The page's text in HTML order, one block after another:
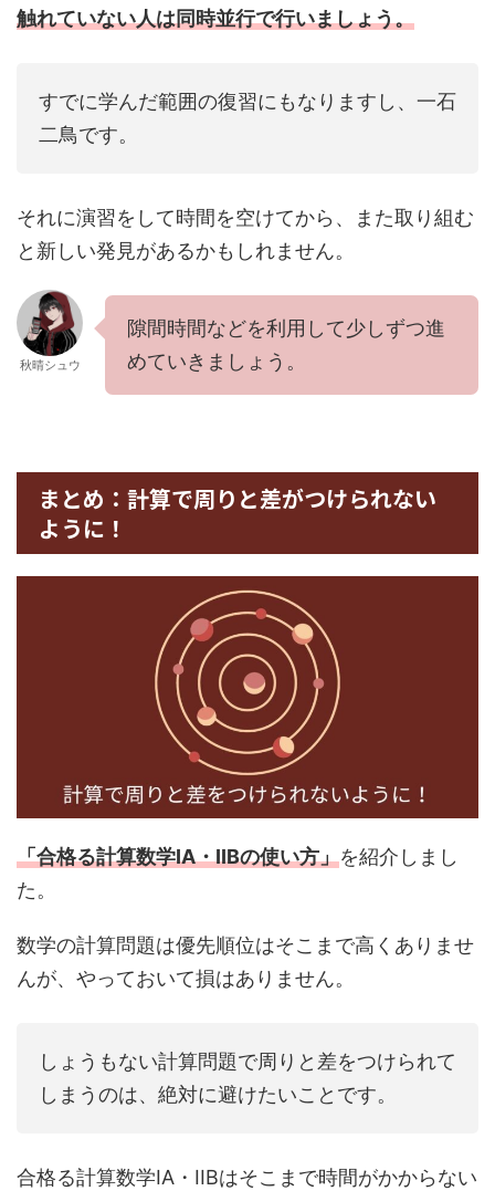
触れていない人は同時並行で行いましょう。
すでに学んだ範囲の復習にもなりますし、一石
二鳥です。
それに演習をして時間を空けてから、また取り組む
と新しい発見があるかもしれません。
秋晴シュウ
隙間時間などを利用して少しずつ進
めていきましょう。
まとめ：計算で周りと差がつけられない
ように！
「合格る計算数学IA・IIBの使い方」を紹介しまし
た。
数学の計算問題は優先順位はそこまで高くありませ
んが、やっておいて損はありません。
しょうもない計算問題で周りと差をつけられて
しまうのは、絶対に避けたいことです。
合格る計算数学IA・IIBはそこまで時間がかからない